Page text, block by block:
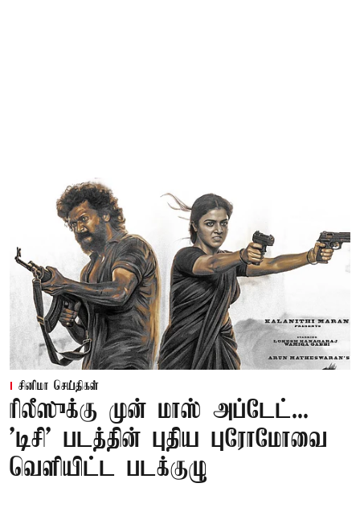
சினிமா செய்திகள்
ரிலீஸுக்கு முன் மாஸ் அப்டேட்...
'டிசி' படத்தின் புதிய புரோமோவை
வெளியிட்ட படக்குழு